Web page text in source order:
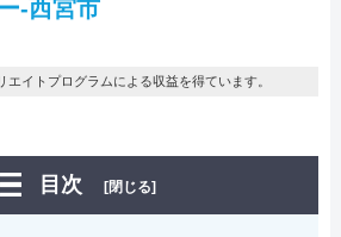
-西宮市
イトプログラムによる収益を得ています。
目次 [閉じる]